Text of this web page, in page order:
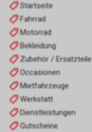
Startseite
Fahrrad
Motorrad
Bekleidung
Zubehör / Ersatzteile
Occasionen
Mietfahrzeuge
Werkstatt
Dienstleistungen
Gutscheine